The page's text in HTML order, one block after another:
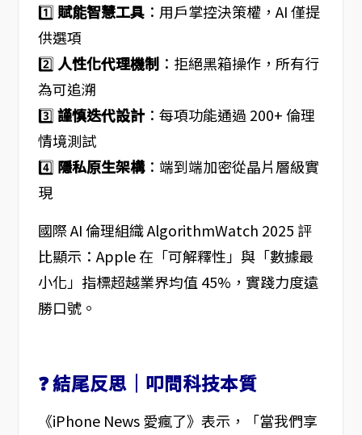
1️⃣賦能智慧工具：用戶掌控決策權，AI 僅提
供選項
2️⃣人性化代理機制：拒絕黑箱操作，所有行
為可追溯
3️⃣謹慎迭代設計：每項功能通過 200+ 倫理
情境測試
4️⃣ 隱私原生架構：端到端加密從晶片層級實
現
國際 AI 倫理組織 AlgorithmWatch 2025 評
比顯示：Apple 在「可解釋性」與「數據最
小化」指標超越業界均值 45%，實踐力度遠
勝口號。
❓ 結尾反思｜叩問科技本質
《iPhone News 愛瘋了》表示，「當我們享